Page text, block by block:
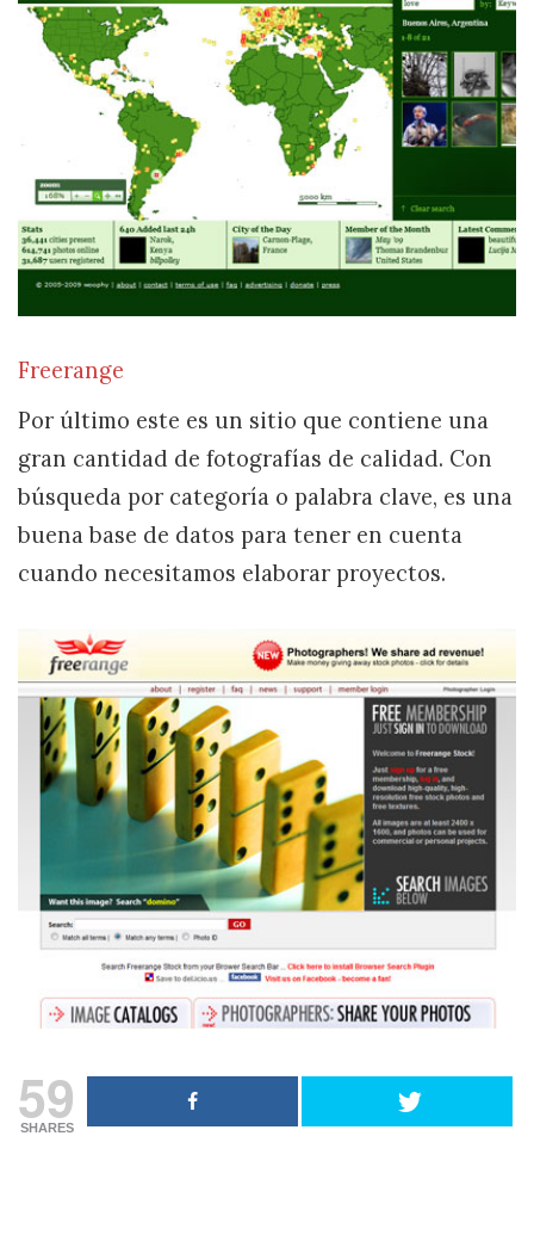
Freerange
Por último este es un sitio que contiene una
gran cantidad de fotografías de calidad. Con
búsqueda por categoría o palabra clave, es una
buena base de datos para tener en cuenta
cuando necesitamos elaborar proyectos.
59
SHARES